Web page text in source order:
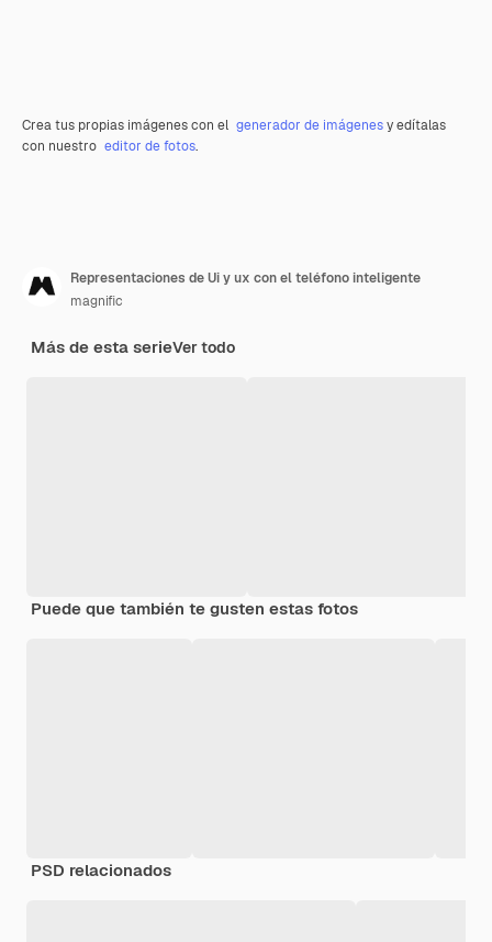
Crea tus propias imágenes con el generador de imágenesy edítalas
con nuestro editor de fotos.
Representaciones de Ui y ux con el teléfono inteligente
magnific
Más de esta serieVer todo
Puede que también te gusten estas fotos
PSD relacionados